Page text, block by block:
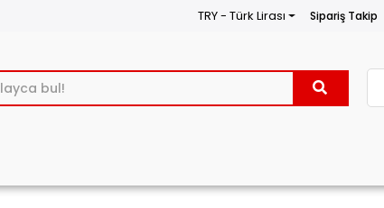
TRY - Türk Lirası Sipariş Takip